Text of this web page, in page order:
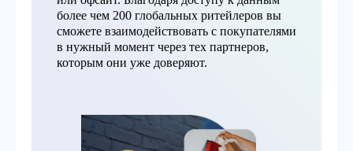
более чем 200 глобальных ритейлеров вы
сможете взаимодействовать с покупателями
в нужный момент через тех партнеров,
которым они уже доверяют.